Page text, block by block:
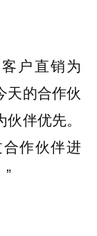
户直销为
天的合作伙
伴优先。
作伙伴进